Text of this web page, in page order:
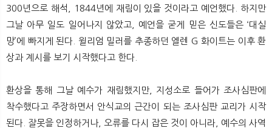
300년으로 해석, 1844년에 재림이 있을 것이라고 예언했다. 하지만
그날 아무 일도 일어나지 않았고, 예언을 굳게 믿은 신도들은 ‘대실
망’에 빠지게 된다. 윌리엄 밀러를 추종하던 엘렌 G 화이트는 이후 환
상과 계시를 보기 시작했다고 한다.
환상을 통해 그날 예수가 재림했지만, 지성소로 들어가 조사심판에
착수했다고 주장하면서 안식교의 근간이 되는 조사심판 교리가 시작
된다. 잘못을 인정하거나, 오류를 다시 잡은 것이 아니라, 예수의 사역